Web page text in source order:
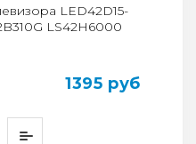
LED42D15-
LS42H6000
1395 руб